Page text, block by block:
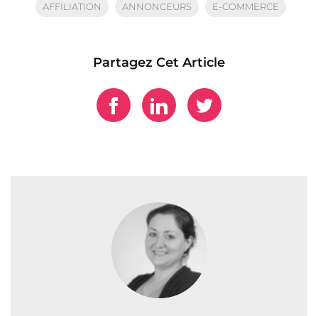
AFFILIATION
ANNONCEURS E-COMMERCE
Partagez Cet Article